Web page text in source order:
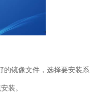
的镜像文件，选择要安装系
装。